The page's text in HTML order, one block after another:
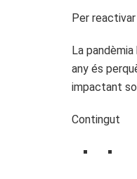
Per
La
any és
impactant
Contingut